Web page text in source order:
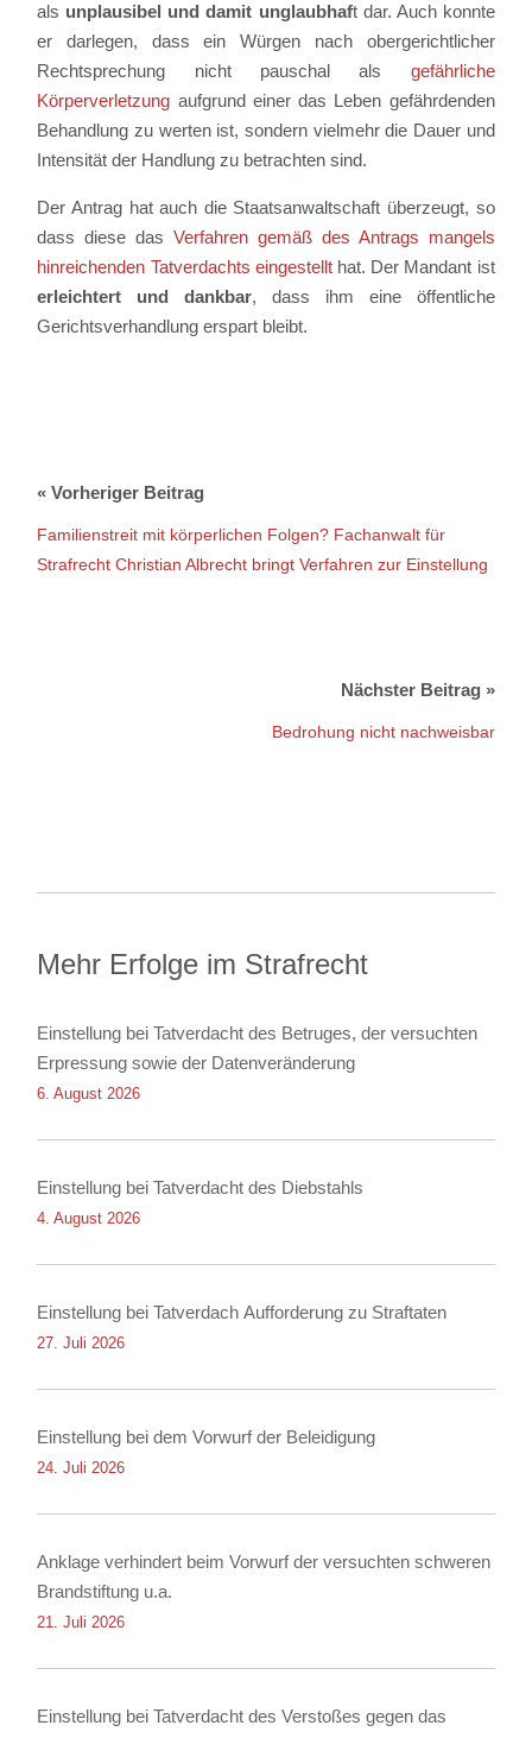
als unplausibel und damit unglaubhaft dar. Auch konnte
er darlegen, dass ein Würgen nach obergerichtlicher
Rechtsprechung nicht pauschal als gefährliche
Körperverletzung aufgrund einer das Leben gefährdenden
Behandlung zu werten ist, sondern vielmehr die Dauer und
Intensität der Handlung zu betrachten sind.
Der Antrag hat auch die Staatsanwaltschaft überzeugt, so
dass diese dasVerfahren gemäß des Antrags mangels
hinreichenden Tatverdachts eingestellthat. Der Mandant ist
erleichtert und dankbar, dass ihm eine öffentliche
Gerichtsverhandlung erspart bleibt.
Familienstreit mit körperlichen Folgen? Fachanwalt für
Strafrecht Christian Albrecht bringt Verfahren zur Einstellung
Bedrohung nicht nachweisbar
Mehr Erfolge im Strafrecht
Einstellung bei Tatverdacht des Betruges, der versuchten
Erpressung sowie der Datenveränderung
6. August 2026
Einstellung bei Tatverdacht des Diebstahls
4. August 2026
Einstellung bei Tatverdach Aufforderung zu Straftaten
27. Juli 2026
Einstellung bei dem Vorwurf der Beleidigung
24. Juli 2026
Anklage verhindert beim Vorwurf der versuchten schweren
Brandstiftung u.a.
21. Juli 2026
Einstellung bei Tatverdacht des Verstoßes gegen das